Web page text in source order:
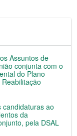
Assuntos de
conjunta com o
do Plano
ao
da
pela DSAL